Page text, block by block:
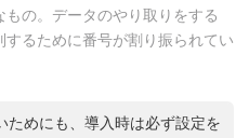
の。データのやり取りをする
るために番号が割り振られてい
ためにも、導入時は必ず設定を